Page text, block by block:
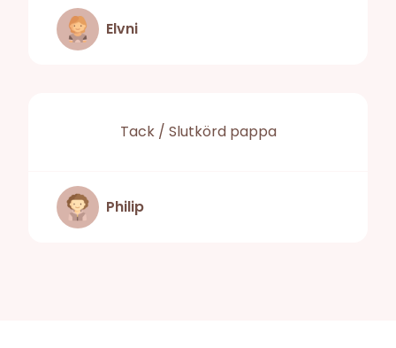
Elvni
Tack / Slutkörd pappa
Philip